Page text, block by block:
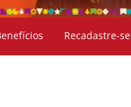
Recadastre-se